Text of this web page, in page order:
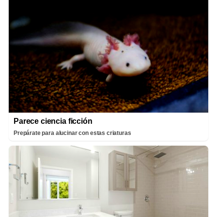
Parece ciencia ficción
Prepárate para alucinar con estas criaturas